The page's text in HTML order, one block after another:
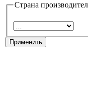
Страна